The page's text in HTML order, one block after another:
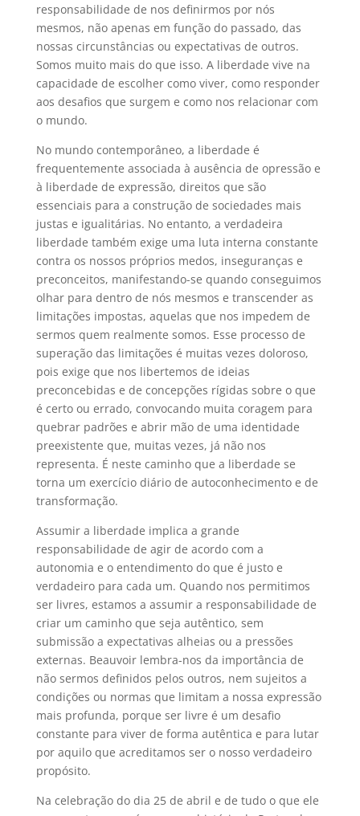
responsabilidade de nos definirmos por nós
mesmos, não apenas em função do passado, das
nossas circunstâncias ou expectativas de outros.
Somos muito mais do que isso. A liberdade vive na
capacidade de escolher como viver, como responder
aos desafios que surgem e como nos relacionar com
o mundo.
No mundo contemporâneo, a liberdade é
frequentemente associada à ausência de opressão e
à liberdade de expressão, direitos que são
essenciais para a construção de sociedades mais
justas e igualitárias. No entanto, a verdadeira
liberdade também exige uma luta interna constante
contra os nossos próprios medos, inseguranças e
preconceitos, manifestando-se quando conseguimos
olhar para dentro de nós mesmos e transcender as
limitações impostas, aquelas que nos impedem de
sermos quem realmente somos. Esse processo de
superação das limitações é muitas vezes doloroso,
pois exige que nos libertemos de ideias
preconcebidas e de concepções rígidas sobre o que
é certo ou errado, convocando muita coragem para
quebrar padrões e abrir mão de uma identidade
preexistente que, muitas vezes, já não nos
representa. É neste caminho que a liberdade se
torna um exercício diário de autoconhecimento e de
transformação.
Assumir a liberdade implica a grande
responsabilidade de agir de acordo com a
autonomia e o entendimento do que é justo e
verdadeiro para cada um. Quando nos permitimos
ser livres, estamos a assumir a responsabilidade de
criar um caminho que seja autêntico, sem
submissão a expectativas alheias ou a pressões
externas. Beauvoir lembra-nos da importância de
não sermos definidos pelos outros, nem sujeitos a
condições ou normas que limitam a nossa expressão
mais profunda, porque ser livre é um desafio
constante para viver de forma autêntica e para lutar
por aquilo que acreditamos ser o nosso verdadeiro
propósito.
Na celebração do dia 25 de abril e de tudo o que ele